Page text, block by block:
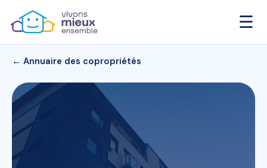
☰
← Annuaire des copropriétés